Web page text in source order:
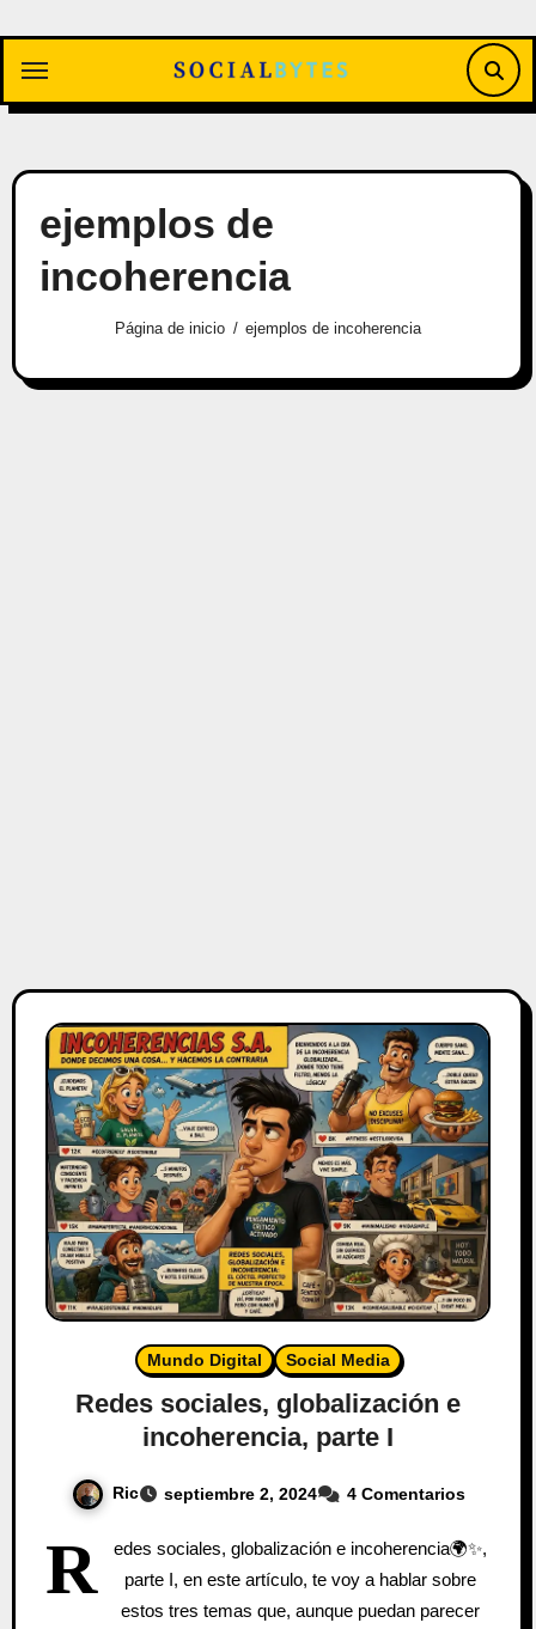
contenido
ejemplos de
incoherencia
Página de inicio ejemplos de incoherencia
Mundo Digital Social Media
Redes sociales, globalización e
incoherencia, parte I
Ric septiembre 2, 2024 4 Comentarios
R
edes sociales, globalización e incoherencia🌍✨,
parte I, en este artículo, te voy a hablar sobre
estos tres temas que, aunque puedan parecer